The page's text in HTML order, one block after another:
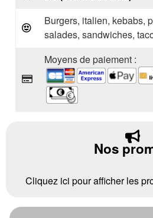
Burgers, italien, kebabs,
salades, sandwiches,
Moyens de paiement :
Nos
Cliquez ici pour afficher les